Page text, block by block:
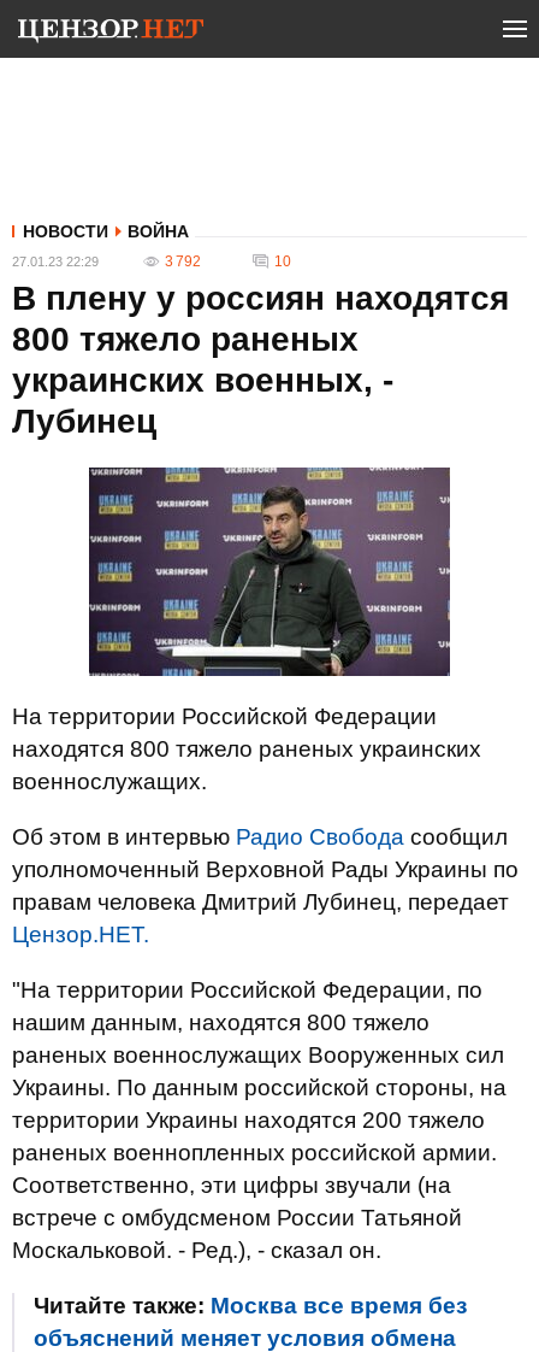
НОВОСТИ ВОЙНА
27.01.23 22:29 3 792 10
В плену у россиян находятся
800 тяжело раненых
украинских военных, -
Лубинец
На территории Российской Федерации
находятся 800 тяжело раненых украинских
военнослужащих.
Об этом в интервью Радио Свобода сообщил
уполномоченный Верховной Рады Украины по
правам человека Дмитрий Лубинец, передает
Цензор.НЕТ.
"На территории Российской Федерации, по
нашим данным, находятся 800 тяжело
раненых военнослужащих Вооруженных сил
Украины. По данным российской стороны, на
территории Украины находятся 200 тяжело
раненых военнопленных российской армии.
Соответственно, эти цифры звучали (на
встрече с омбудсменом России Татьяной
Москальковой. - Ред.), - сказал он.
Читайте также: Москва все время без
объяснений меняет условия обмена